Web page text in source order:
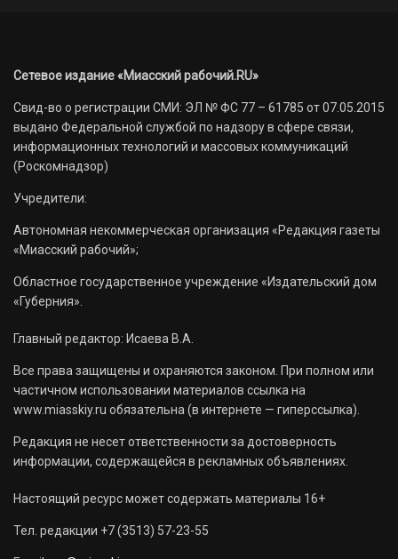
Сетевое издание «Миасский рабочий.RU»
Свид-во о регистрации СМИ: ЭЛ № ФС 77 – 61785 от 07.05.2015
выдано Федеральной службой по надзору в сфере связи,
информационных технологий и массовых коммуникаций
(Роскомнадзор)
Учредители:
Автономная некоммерческая организация «Редакция газеты
«Миасский рабочий»;
Областное государственное учреждение «Издательский дом
«Губерния».
Главный редактор: Исаева В.А.
Все права защищены и охраняются законом. При полном или
частичном использовании материалов ссылка на
www.miasskiy.ru обязательна (в интернете — гиперссылка).
Редакция не несет ответственности за достоверность
информации, содержащейся в рекламных объявлениях.
Настоящий ресурс может содержать материалы 16+
Тел. редакции +7 (3513) 57-23-55